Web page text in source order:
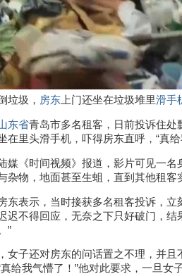
垃圾， 房东 上门还坐在垃圾堆里滑手
东省青岛市多名租客，日前投诉住
在里头滑手机，吓得房东直呼，“真
媒《时间视频》报道，影片可见一
杂物，地面甚至生蛆，直到其他租客
东表示，当时接获多名租客投诉，
迟不得回应，无奈之下只好破门，
”
女子还对房东的问话置之不理，并且
真给我气懵了！”他对此要求，一旦女